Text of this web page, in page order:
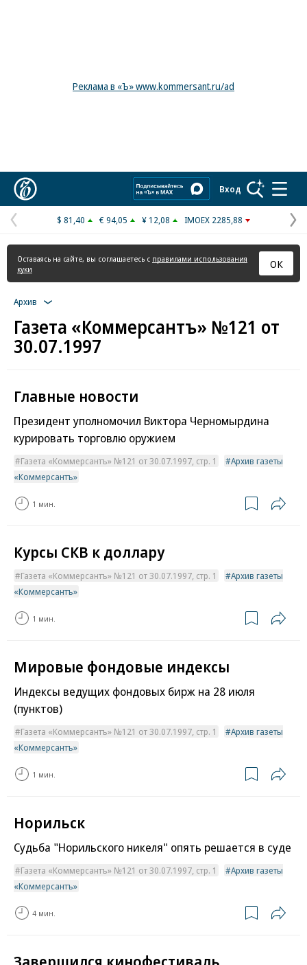
Реклама в «Ъ» www.kommersant.ru/ad
Вход
Предыдущая
страница
$ 81,40 € 94,05 ¥ 12,08 IMOEX 2285,88
Оставаясь на сайте, вы соглашаетесь с правилами использования
куки
ОК
Архив
Газета «Коммерсантъ» №121 от
30.07.1997
Главные новости
Президент уполномочил Виктора Черномырдина
курировать торговлю оружием
Газета «Коммерсантъ» №121 от 30.07.1997, стр. 1
Архив газеты
«Коммерсантъ»
1 мин.
Курсы СКВ к доллару
Газета «Коммерсантъ» №121 от 30.07.1997, стр. 1
Архив газеты
«Коммерсантъ»
1 мин.
Мировые фондовые индексы
Индексы ведущих фондовых бирж на 28 июля
(пунктов)
Газета «Коммерсантъ» №121 от 30.07.1997, стр. 1
Архив газеты
«Коммерсантъ»
1 мин.
Норильск
Судьба "Норильского никеля" опять решается в суде
Газета «Коммерсантъ» №121 от 30.07.1997, стр. 1
Архив газеты
«Коммерсантъ»
4 мин.